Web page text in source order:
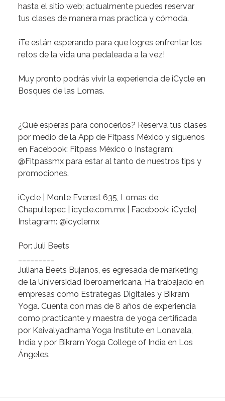
hasta el sitio web; actualmente puedes reservar
tus clases de manera mas practica y cómoda.
¡Te están esperando para que logres enfrentar los
retos de la vida una pedaleada a la vez!
Muy pronto podrás vivir la experiencia de iCycle en
Bosques de las Lomas.
¿Qué esperas para conocerlos? Reserva tus clases
por medio de la App de Fitpass México y síguenos
en Facebook: Fitpass México o Instagram:
@Fitpassmx para estar al tanto de nuestros tips y
promociones.
iCycle | Monte Everest 635, Lomas de
Chapultepec | icycle.com.mx | Facebook: iCycle|
Instagram: @icyclemx
Por: Juli Beets
Juliana Beets Bujanos, es egresada de marketing
de la Universidad Iberoamericana. Ha trabajado en
empresas como Estrategas Digitales y Bikram
Yoga. Cuenta con mas de 8 años de experiencia
como practicante y maestra de yoga certificada
por Kaivalyadhama Yoga Institute en Lonavala,
India y por Bikram Yoga College of India en Los
Ángeles.